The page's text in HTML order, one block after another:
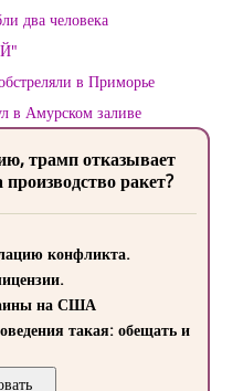
два человека
в Приморье
в Амурском заливе
трамп отказывает
ракет?
конфликта.
на США
такая: обещать и